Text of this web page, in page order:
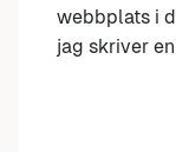
webbplats i
jag skriver